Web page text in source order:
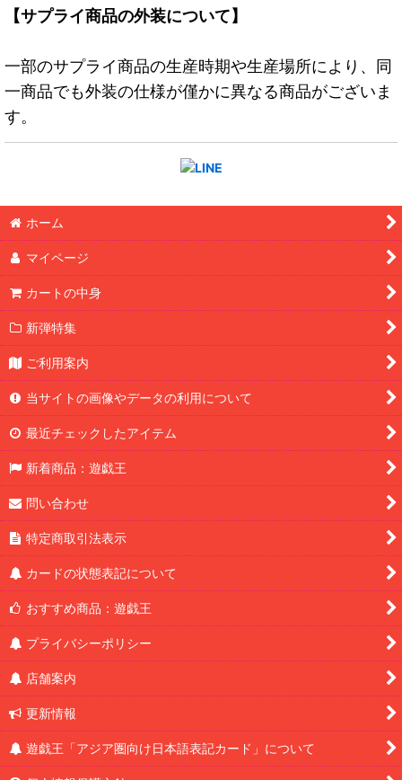
【サプライ商品の外装について】
一部のサプライ商品の生産時期や生産場所により、同
一商品でも外装の仕様が僅かに異なる商品がございま
す。
ホーム
マイページ
カートの中身
新弾特集
ご利用案内
当サイトの画像やデータの利用について
最近チェックしたアイテム
新着商品：遊戯王
問い合わせ
特定商取引法表示
カードの状態表記について
おすすめ商品：遊戯王
プライバシーポリシー
店舗案内
更新情報
遊戯王「アジア圏向け日本語表記カード」について